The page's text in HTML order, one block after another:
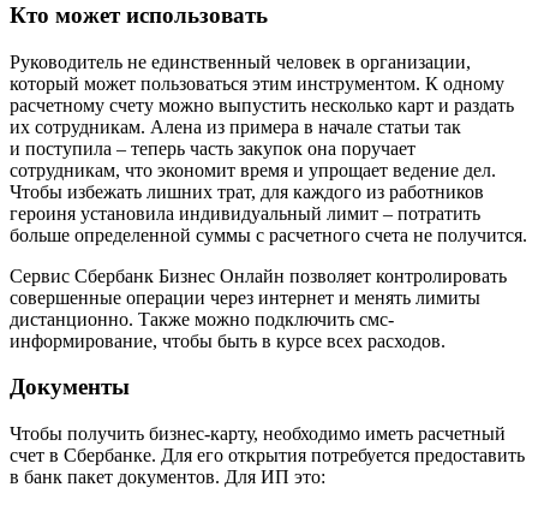
Кто может использовать
Руководитель не единственный человек в организации,
который может пользоваться этим инструментом. К одному
расчетному счету можно выпустить несколько карт и раздать
их сотрудникам. Алена из примера в начале статьи так
и поступила – теперь часть закупок она поручает
сотрудникам, что экономит время и упрощает ведение дел.
Чтобы избежать лишних трат, для каждого из работников
героиня установила индивидуальный лимит – потратить
больше определенной суммы с расчетного счета не получится.
Сервис Сбербанк Бизнес Онлайн позволяет контролировать
совершенные операции через интернет и менять лимиты
дистанционно. Также можно подключить смс-
информирование, чтобы быть в курсе всех расходов.
Документы
Чтобы получить бизнес-карту, необходимо иметь расчетный
счет в Сбербанке. Для его открытия потребуется предоставить
в банк пакет документов. Для ИП это: